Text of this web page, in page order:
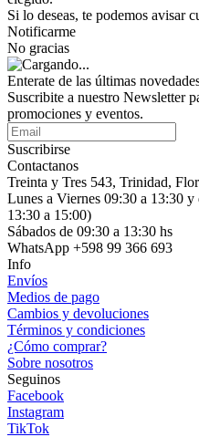
Si lo deseas, te podemos avisar
Notificarme
No gracias
Enterate de las últimas
Suscribite a nuestro Newsletter
promociones y eventos.
Suscribirse
Contactanos
Treinta y Tres 543, Trinidad,
Lunes a Viernes 09:30 a 13:30
13:30 a 15:00)
Sábados de 09:30 a 13:30 hs
WhatsApp +598 99 366 693
Info
Envíos
Medios de pago
Cambios y devoluciones
Términos y condiciones
¿Cómo comprar?
Sobre nosotros
Seguinos
Facebook
Instagram
TikTok